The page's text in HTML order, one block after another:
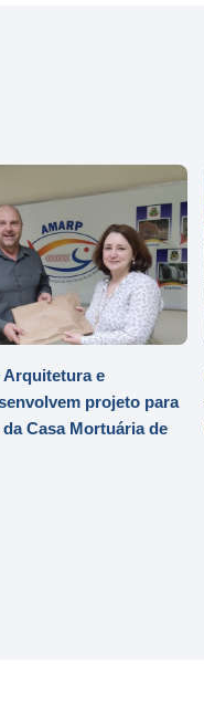
Arquitetura e
projeto para
Casa Mortuária de